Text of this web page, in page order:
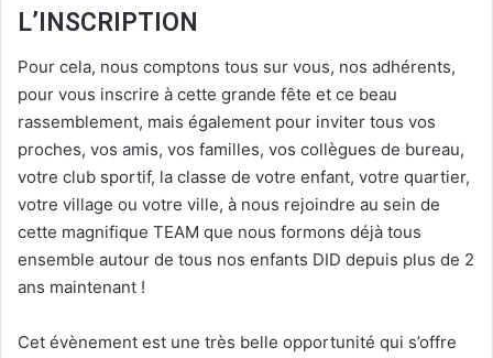
L’INSCRIPTION
Pour cela, nous comptons tous sur vous, nos adhérents,
pour vous inscrire à cette grande fête et ce beau
rassemblement, mais également pour inviter tous vos
proches, vos amis, vos familles, vos collègues de bureau,
votre club sportif, la classe de votre enfant, votre quartier,
votre village ou votre ville, à nous rejoindre au sein de
cette magnifique TEAM que nous formons déjà tous
ensemble autour de tous nos enfants DID depuis plus de 2
ans maintenant !
Cet évènement est une très belle opportunité qui s’offre